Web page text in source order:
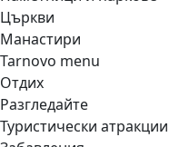
Църкви
Манастири
Tarnovo menu
Отдих
Разгледайте
Туристически атракции